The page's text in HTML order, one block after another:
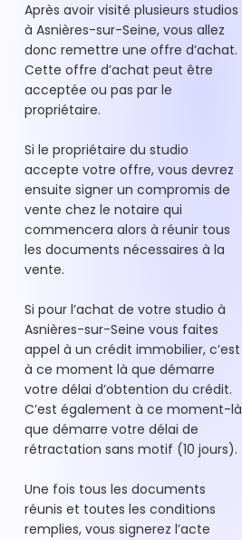
Après avoir visité plusieurs studios
à Asnières-sur-Seine, vous allez
donc remettre une offre d’achat.
Cette offre d’achat peut être
acceptée ou pas par le
propriétaire.
Si le propriétaire du studio
accepte votre offre, vous devrez
ensuite signer un compromis de
vente chez le notaire qui
commencera alors à réunir tous
les documents nécessaires à la
vente.
Si pour l’achat de votre studio à
Asnières-sur-Seine vous faites
appel à un crédit immobilier, c’est
à ce moment là que démarre
votre délai d’obtention du crédit.
C’est également à ce moment-là
que démarre votre délai de
rétractation sans motif (10 jours).
Une fois tous les documents
réunis et toutes les conditions
remplies, vous signerez l’acte